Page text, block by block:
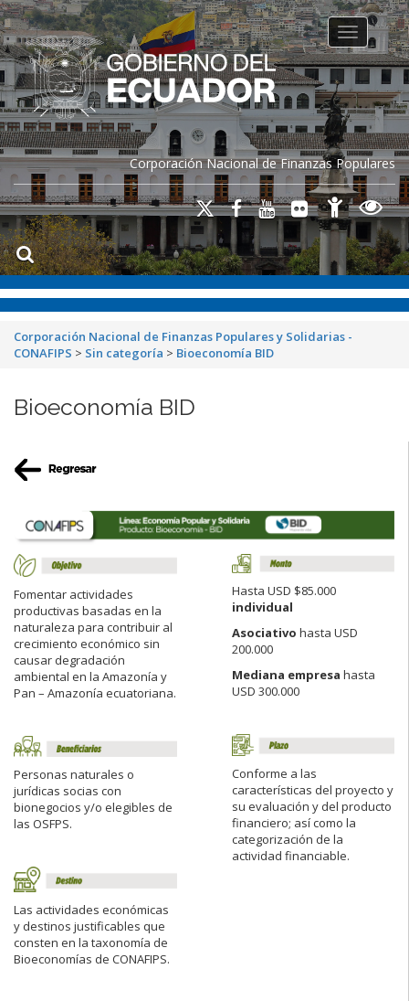
Corporación Nacional de Finanzas Populares
Toggle
Corporación Nacional de Finanzas Populares y Solidarias -
CONAFIPS > Sin categoría > Bioeconomía BID
Bioeconomía BID
Fomentar actividades
productivas basadas en la
naturaleza para contribuir al
crecimiento económico sin
causar degradación
ambiental en la Amazonía y
Pan – Amazonía ecuatoriana.
Personas naturales o
jurídicas socias con
bionegocios y/o elegibles de
las OSFPS.
Las actividades económicas
y destinos justificables que
consten en la taxonomía de
Bioeconomías de CONAFIPS.
Hasta USD $85.000
individual
Asociativo hasta USD
200.000
Mediana empresa hasta
USD 300.000
Conforme a las
características del proyecto y
su evaluación y del producto
financiero; así como la
categorización de la
actividad financiable.